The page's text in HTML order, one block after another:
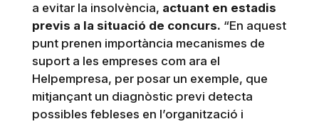
a evitar la insolvència, actuant en estadis
previs a la situació de concurs. “En aquest
punt prenen importància mecanismes de
suport a les empreses com ara el
Helpempresa, per posar un exemple, que
mitjançant un diagnòstic previ detecta
possibles febleses en l’organització i